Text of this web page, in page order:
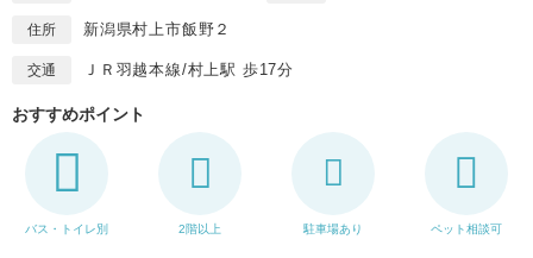
住所 新潟県村上市飯野２
交通 ＪＲ羽越本線/村上駅 歩17分
おすすめポイント
バス・トイレ別 2階以上 駐車場あり ペット相談可